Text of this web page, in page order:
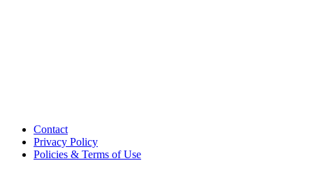
Contact
Privacy Policy
Policies & Terms of Use